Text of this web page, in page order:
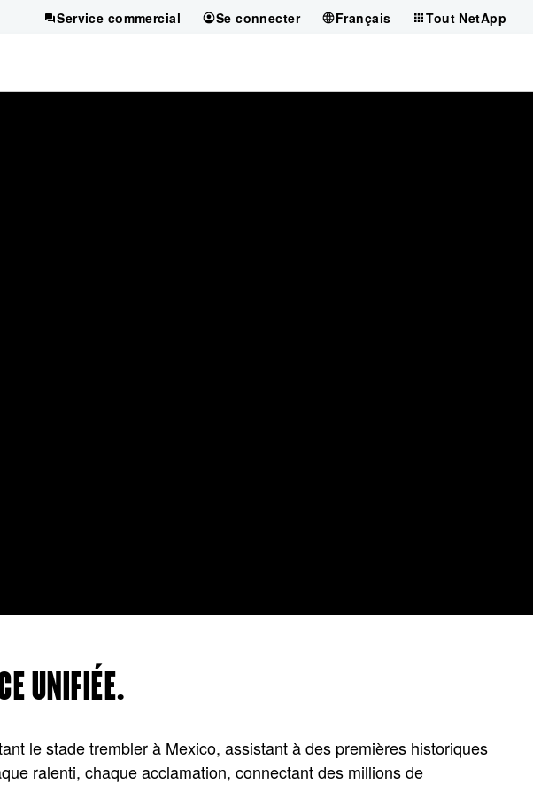
Service commercial Se connecter Français Tout NetApp
UNIFIÉE.
le stade trembler à Mexico, assistant à des premières historiques
ralenti, chaque acclamation, connectant des millions de